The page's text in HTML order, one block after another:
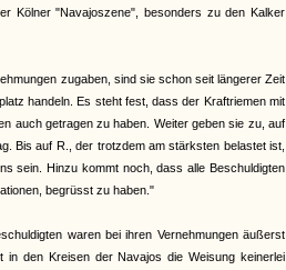
Kölner "Navajoszene", besonders zu den Kalker
zugaben, sind sie schon seit längerer Zeit
handeln. Es steht fest, dass der Kraftriemen mit
auch getragen zu haben. Weiter geben sie zu, auf
Bis auf R., der trotzdem am stärksten belastet ist,
sein. Hinzu kommt noch, dass alle Beschuldigten
begrüsst zu haben."
waren bei ihren Vernehmungen äußerst
den Kreisen der Navajos die Weisung keinerlei